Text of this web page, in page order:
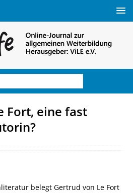
Fort, eine fast
belegt Gertrud von Le Fort